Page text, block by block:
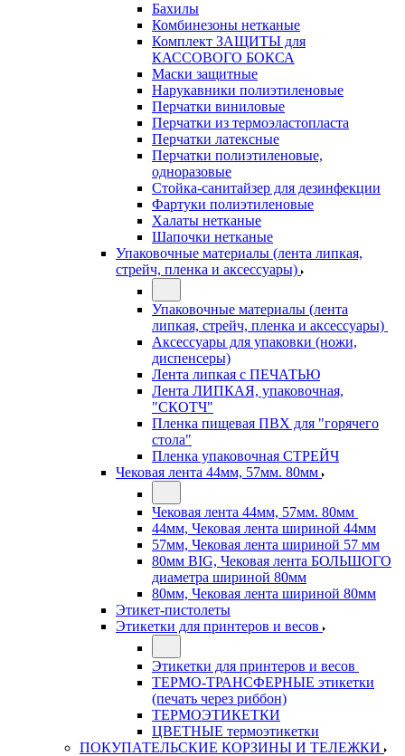
Бахилы
Комбинезоны нетканые
Комплект ЗАЩИТЫ для
КАССОВОГО БОКСА
Маски защитные
Нарукавники полиэтиленовые
Перчатки виниловые
Перчатки из термоэластопласта
Перчатки латексные
Перчатки полиэтиленовые,
одноразовые
Стойка-санитайзер для дезинфекции
Фартуки полиэтиленовые
Халаты нетканые
Шапочки нетканые
Упаковочные материалы (лента липкая,
стрейч, пленка и аксессуары)
Упаковочные материалы (лента
липкая, стрейч, пленка и аксессуары)
Аксессуары для упаковки (ножи,
диспенсеры)
Лента липкая с ПЕЧАТЬЮ
Лента ЛИПКАЯ, упаковочная,
"СКОТЧ"
Пленка пищевая ПВХ для "горячего
стола"
Пленка упаковочная СТРЕЙЧ
Чековая лента 44мм, 57мм. 80мм
Чековая лента 44мм, 57мм. 80мм
44мм, Чековая лента шириной 44мм
57мм, Чековая лента шириной 57 мм
80мм BIG, Чековая лента БОЛЬШОГО
диаметра шириной 80мм
80мм, Чековая лента шириной 80мм
Этикет-пистолеты
Этикетки для принтеров и весов
Этикетки для принтеров и весов
ТЕРМО-ТРАНСФЕРНЫЕ этикетки
(печать через риббон)
ТЕРМОЭТИКЕТКИ
ЦВЕТНЫЕ термоэтикетки
ПОКУПАТЕЛЬСКИЕ КОРЗИНЫ И ТЕЛЕЖКИ